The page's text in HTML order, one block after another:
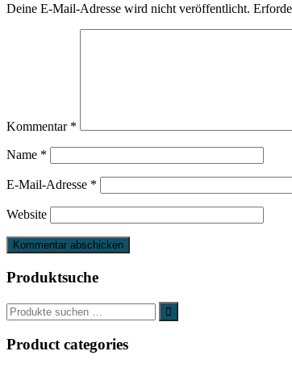
Deine E-Mail-Adresse wird nicht veröffentlicht.
Kommentar *
Name *
E-Mail-Adresse *
Website
Produktsuche
Product categories